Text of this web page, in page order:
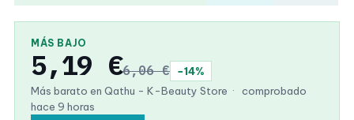
MÁS BAJO
5,19 €6,06 €
−14%
Más barato en Qathu - K-Beauty Store ·
comprobado
hace 9 horas